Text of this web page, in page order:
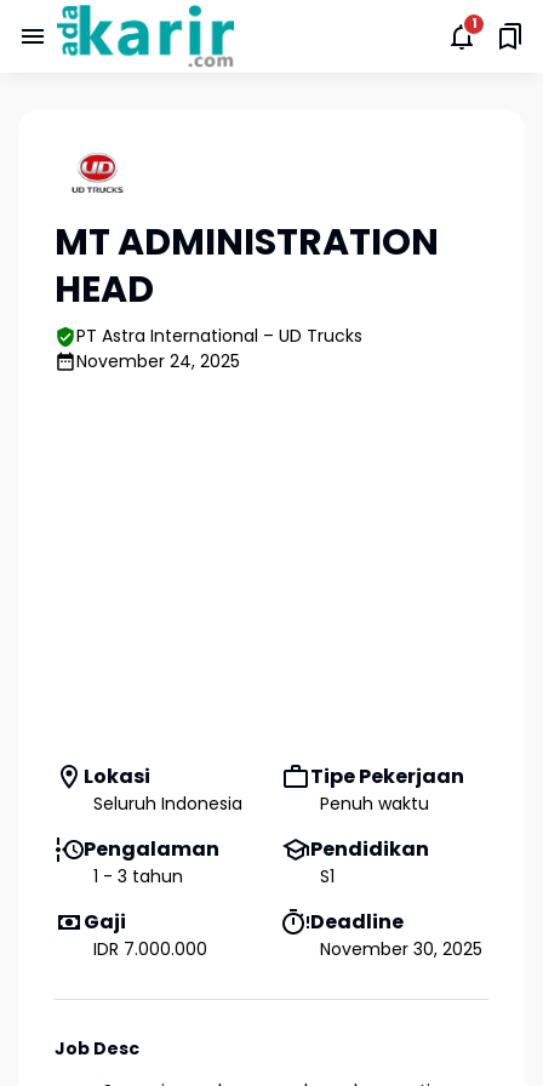
MT ADMINISTRATION
HEAD
PT Astra International – UD Trucks
November 24, 2025
Lokasi
Seluruh Indonesia
Tipe Pekerjaan
Penuh waktu
Pengalaman
1 - 3 tahun
Pendidikan
S1
Gaji
IDR 7.000.000
Deadline
November 30, 2025
Job Desc